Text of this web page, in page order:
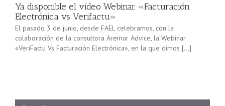
Ya disponible el vídeo Webinar «Facturación
Electrónica vs Verifactu»
El pasado 3 de junio, desde FAEL celebramos, con la
colaboración de la consultora Aremur Advice, la Webinar
«VeriFactu Vs Facturación Electrónica», en la que dimos […]